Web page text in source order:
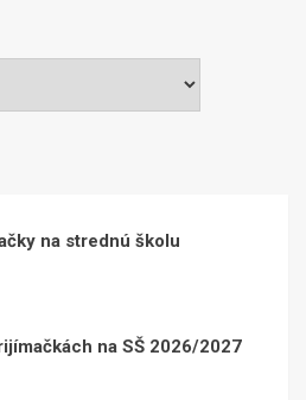
na strednú školu
na SŠ 2026/2027